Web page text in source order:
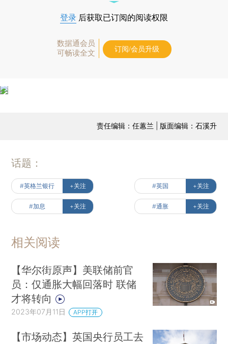
登录 后获取已订阅的阅读权限
数据通会员
可畅读全文
订阅/会员升级
责任编辑：任蕙兰 | 版面编辑：石溪升
话题：
#英格兰银行 +关注 #英国 +关注
#加息 +关注 #通胀 +关注
相关阅读
【华尔街原声】美联储前官
员：仅通胀大幅回落时 联储
才将转向
2023年07月11日 APP打开
【市场动态】英国央行员工去